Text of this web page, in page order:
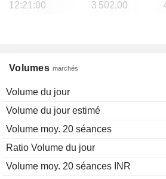
Volumes marchés
Volume du jour
Volume du jour estimé
Volume moy. 20 séances
Ratio Volume du jour
Volume moy. 20 séances INR
12:21:00
3 502,00